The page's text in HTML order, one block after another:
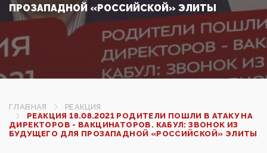
ПРОЗАПАДНОЙ «РОССИЙСКОЙ» ЭЛИТЫ
ГЛАВНАЯ
РЕАКЦИЯ
РЕАКЦИЯ 18.08.2021 РОДИТЕЛИ ПОШЛИ В АТАКУ НА
ДИРЕКТОРОВ - ВАКЦИНАТОРОВ. КАБУЛ: ЗВОНОК ИЗ
БУДУЩЕГО ДЛЯ ПРОЗАПАДНОЙ «РОССИЙСКОЙ» ЭЛИТЫ